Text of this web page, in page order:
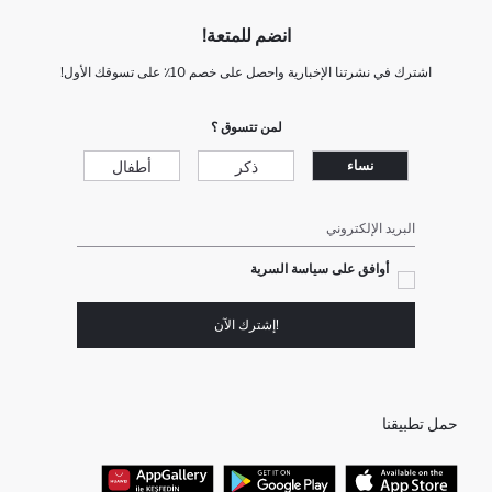
انضم للمتعة!
اشترك في نشرتنا الإخبارية واحصل على خصم 10٪ على تسوقك الأول!
لمن تتسوق ؟
نساء ذكر أطفال
البريد الإلكتروني
أوافق على سياسة السرية
!إشترك الآن
حمل تطبيقنا